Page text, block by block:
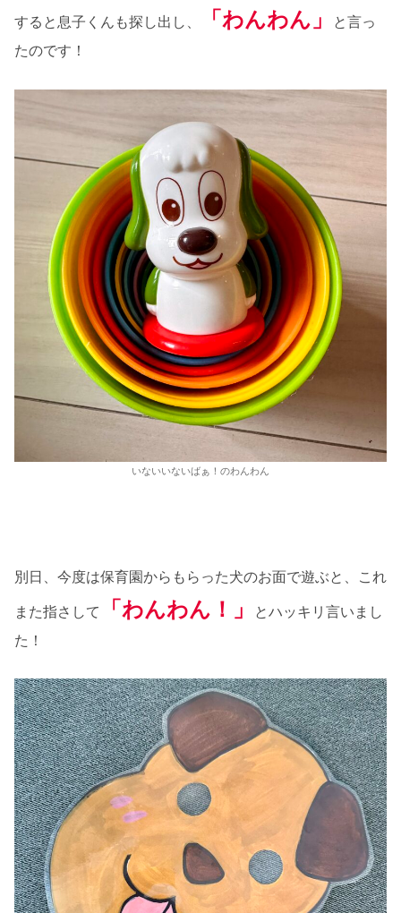
すると息子くんも探し出し、 「わんわん」
と言っ
たのです！
いないいないばぁ！のわんわん
別日、今度は保育園からもらった犬のお面で遊ぶと、これ
また指さして 「わんわん！」
とハッキリ言いまし
た！